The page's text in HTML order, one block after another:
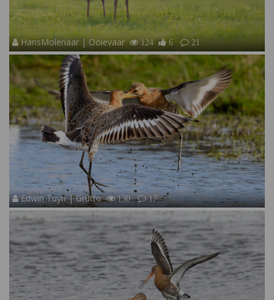
HansMolenaar | Ooievaar 124 6 21
Edwin Tuyn | Grutto 130 17